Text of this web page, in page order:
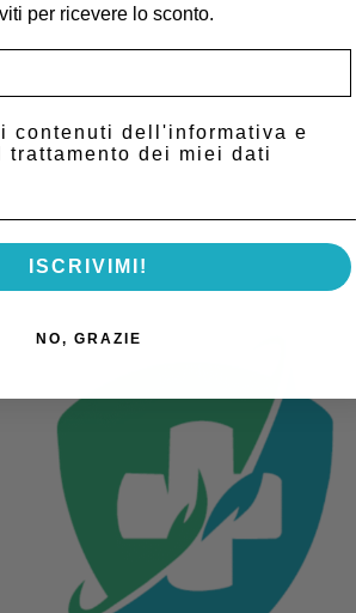
per ricevere lo sconto.
i contenuti dell'informativa e
trattamento dei miei dati
ISCRIVIMI!
NO, GRAZIE